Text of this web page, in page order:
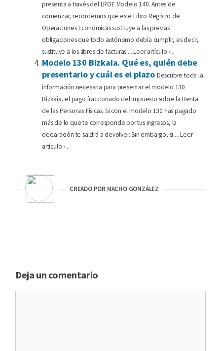
presenta a través del LROE Modelo 140. Antes de
comenzar, recordemos que este Libro Registro de
Operaciones Económicas sustituye a las previas
obligaciones que todo autónomo debía cumplir, es decir,
sustituye a los libros de facturas ... Leer artículo ›...
Modelo 130 Bizkaia. Qué es, quién debe
presentarlo y cuál es el plazo Descubre toda la
información necesaria para presentar el modelo 130
Bizkaia, el pago fraccionado del Impuesto sobre la Renta
de las Personas Físicas. Si con el modelo 130 has pagado
más de lo que te corresponde por tus ingresos, la
declaración te saldrá a devolver. Sin embargo, si ... Leer
artículo ›...
CREADO POR NACHO GONZÁLEZ
Deja un comentario